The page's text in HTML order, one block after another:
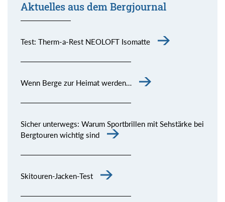
Aktuelles aus dem Bergjournal
Test: Therm-a-Rest NEOLOFT Isomatte
Wenn Berge zur Heimat werden…
Sicher unterwegs: Warum Sportbrillen mit Sehstärke bei
Bergtouren wichtig sind
Skitouren-Jacken-Test